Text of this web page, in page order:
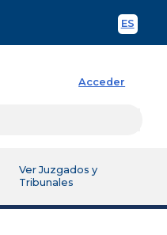
ES
Acceder
Ver Juzgados y
Tribunales